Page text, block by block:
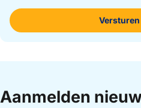
Versturen
Aanmelden